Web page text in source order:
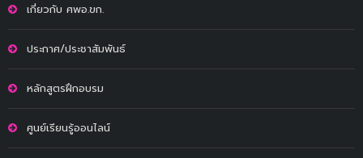
เกี่ยวกับ ศพอ.ขก.
ประกาศ/ประชาสัมพันธ์
หลักสูตรฝึกอบรม
ศูนย์เรียนรู้ออนไลน์